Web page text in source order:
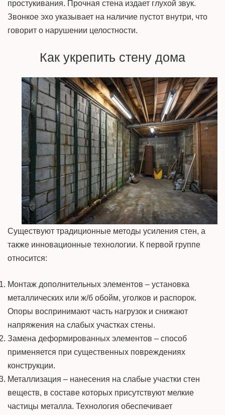
простукивания. Прочная стена издает глухой звук.
Звонкое эхо указывает на наличие пустот внутри, что
говорит о нарушении целостности.
Как укрепить стену дома
Существуют традиционные методы усиления стен, а
также инновационные технологии. К первой группе
относится:
Монтаж дополнительных элементов – установка
металлических или ж/б обойм, уголков и распорок.
Опоры воспринимают часть нагрузок и снижают
напряжения на слабых участках стены.
Замена деформированных элементов – способ
применяется при существенных повреждениях
конструкции.
Металлизация – нанесения на слабые участки стен
веществ, в составе которых присутствуют мелкие
частицы металла. Технология обеспечивает